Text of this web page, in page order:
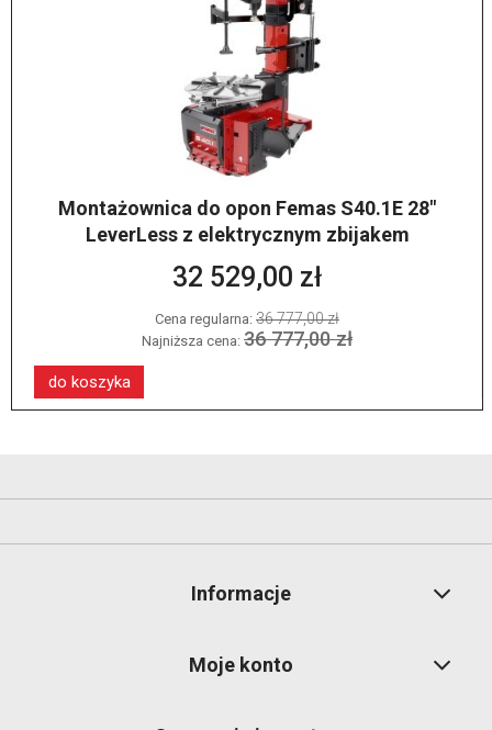
Montażownica do opon Femas S40.1E 28"
LeverLess z elektrycznym zbijakem
32 529,00 zł
Cena regularna: 36 777,00 zł
Najniższa cena: 36 777,00 zł
do koszyka
Informacje
Moje konto